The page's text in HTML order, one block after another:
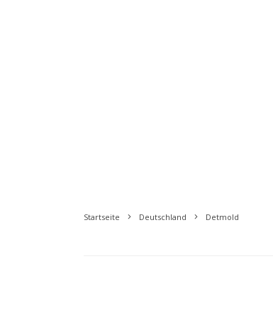
Startseite Deutschland Detmold